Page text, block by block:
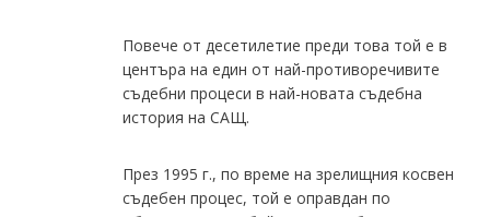
Повече от десетилетие преди това той е в
центъра на един от най-противоречивите
съдебни процеси в най-новата съдебна
история на САЩ.
През 1995 г., по време на зрелищния косвен
съдебен процес, той е оправдан по